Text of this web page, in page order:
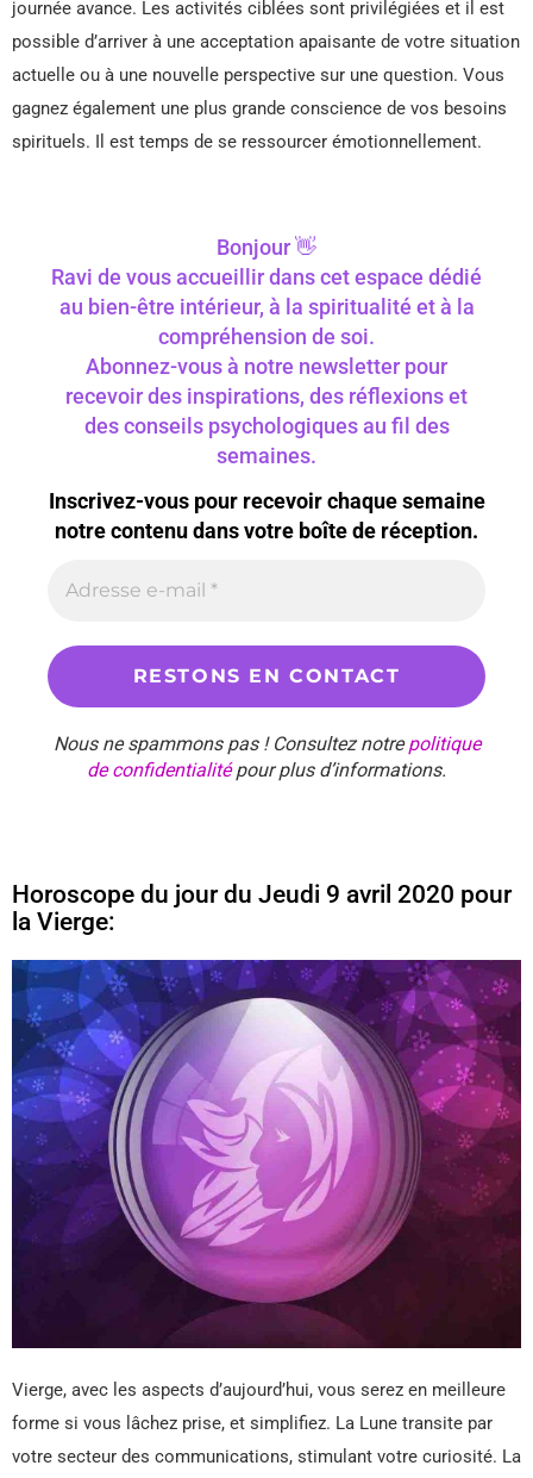
journée avance. Les activités ciblées sont privilégiées et il est
possible d’arriver à une acceptation apaisante de votre situation
actuelle ou à une nouvelle perspective sur une question. Vous
gagnez également une plus grande conscience de vos besoins
spirituels. Il est temps de se ressourcer émotionnellement.
Bonjour 👋
Ravi de vous accueillir dans cet espace dédié
au bien-être intérieur, à la spiritualité et à la
compréhension de soi.
Abonnez-vous à notre newsletter pour
recevoir des inspirations, des réflexions et
des conseils psychologiques au fil des
semaines.
Inscrivez-vous pour recevoir chaque semaine
notre contenu dans votre boîte de réception.
Nous ne spammons pas ! Consultez notrepolitique
de confidentialitépour plus d’informations.
Horoscope du jour du Jeudi 9 avril 2020 pour
la Vierge:
Vierge, avec les aspects d’aujourd’hui, vous serez en meilleure
forme si vous lâchez prise, et simplifiez. La Lune transite par
votre secteur des communications, stimulant votre curiosité. La